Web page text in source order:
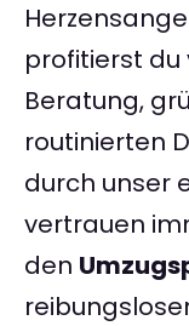
profitierst du
Beratung,
routinierten
durch unser
vertrauen
den